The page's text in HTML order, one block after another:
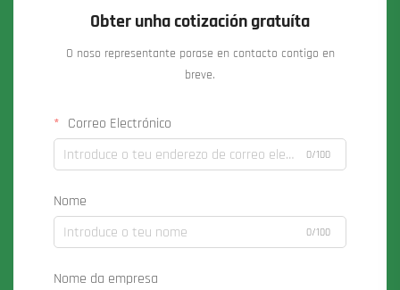
Obter unha cotización gratuíta
O noso representante porase en contacto contigo en
breve.
Correo Electrónico
0/100
Nome
0/100
Nome da empresa